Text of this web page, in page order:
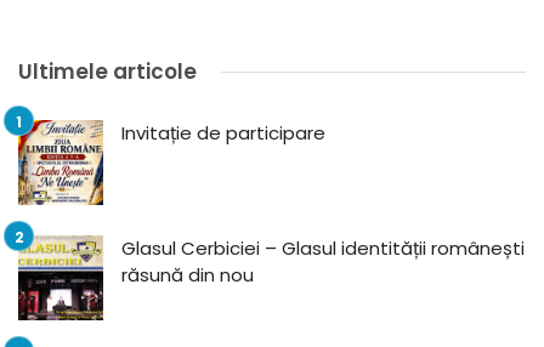
Ultimele articole
Invitație de participare
Glasul Cerbiciei – Glasul identității românești
răsună din nou